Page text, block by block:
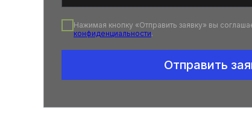
Нажимая кнопку «Отправить заявку» вы
конфиденциальности.
Отправить